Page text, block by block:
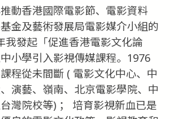
動香港國際電影節、電影資料
金及藝術發展局電影媒介小組的
我發起「促進香港電影文化論
小學引入影視傳媒課程。1976
程從未間斷 ( 電影文化中心、中
演藝、嶺南、北京電影學院、中
灣院校等) ； 培育影視新血已是